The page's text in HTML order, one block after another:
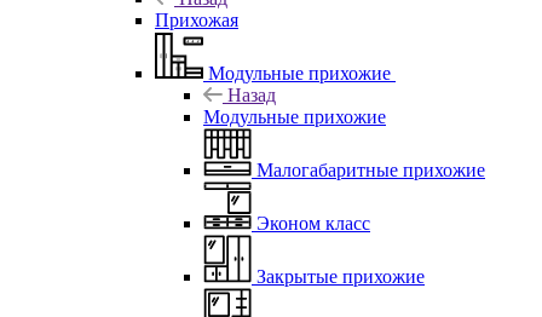
Прихожая
Модульные прихожие
Назад
Модульные прихожие
Малогабаритные прихожие
Эконом класс
Закрытые прихожие